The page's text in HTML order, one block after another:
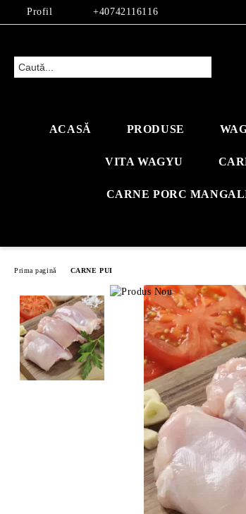
Profil +40742116116
ACASĂ PRODUSE
VITA WAGYU
CARNE PORC
Prima pagină CARNE PUI